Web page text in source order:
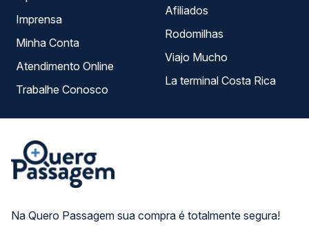
Na Quero Passagem sua compra é totalmente segura!
Imprensa
Minha Conta
Atendimento Online
Trabalhe Conosco
Afiliados
Rodomilhas
Viajo Mucho
La terminal Costa Rica